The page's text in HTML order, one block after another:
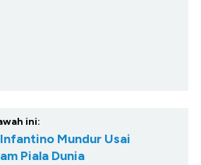
ini:
Mundur Usai
Piala Dunia